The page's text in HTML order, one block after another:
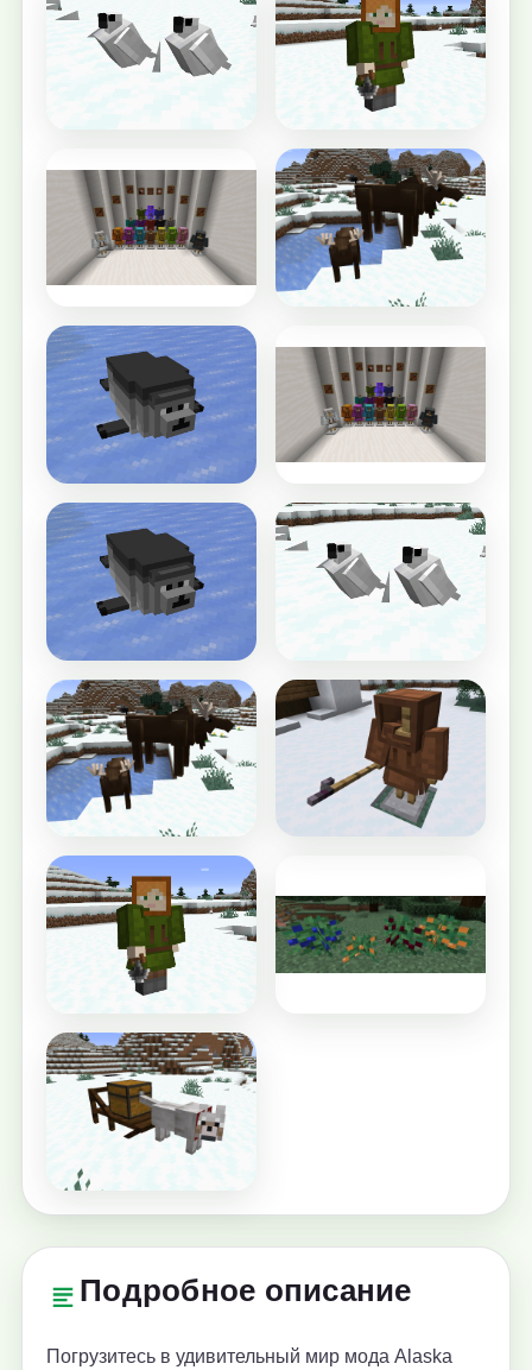
Подробное описание
Погрузитесь в удивительный мир мода Alaska